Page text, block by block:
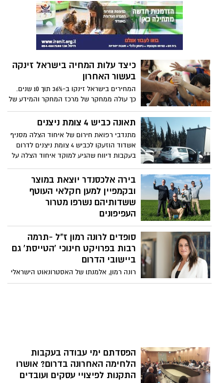
במשק המהיר ביותר זה 15 שנה לפחות.
כיצד עלות המחיה בישראל זינקה
בעשור האחרון
המחירים בישראל זינקו ב-36% תוך 10 שנים.
כך עולה ממחקר של מרכז המחקר והמידע של
הכנסת שהוצג היום (ג') בוועדת הכלכלה.
תאונה כביש 4 צומת ניצנים
מתנדבי רפואת חירום של איחוד הצלה מסניף
אשדוד הוזעקו לכביש 4 צומת ניצנים לדרום
בעקבות דיווח שהגיע למוקד איחוד הצלה על
העניקו טיפול רפואי ראשוני לנפגע קל עד
בנוני ולשני נפגעים במצב קל בזירת תאונה
שאירעה בין משאית לשני רכבים פרטיים,
נסיבות התאונה בבדיקה
בירה אלכסנדר יוצאת במוצר
ובקמפיין למען חקלאי העוטף
ששדותיהם נשרפו מטרור
העפיפונים
כ- 45,000 דונם חיטה מעבדים בשדות יישובי
עוטף עזה - מדובר בכ- 175 אלף טון חיטה
שמפרנסת את רוב תושבי העוטף, כ-15%
מהשדות נשרפו כליל ובערו מול עיני
העפיפונים, עכשיו בירה אלכסנדר לא נשארת
סופדים לרונה רמון ז"ל -תרמה
רבות בפרויקט חינוכי 'הטייסת' גם
ביישובי הדרום
רונה רמון, אלמנתו של האסטרונאוט הישראלי
הראשון אילן רמון ואמו של הטייס אסף רמון
האזורית באר טוביה.
הפסדתם ימי עבודה בעקבות
הלחימה האחרונה בדרום? אושרו
התקנות לפיצויי עסקים ועובדים